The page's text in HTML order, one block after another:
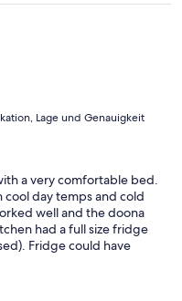
but they ignored his
us to leave the
accommodations
meant for four people,
and the bed curtains
beds provided were
My dad had back pain
sleep on the floor.
driveway became
almost got stuck. We
early but the owner
we found Cedar Glen
completely different
friendly. They allowed
dogs, and interact with
well managed farm
Lage und Genauigkeit
a very comfortable bed.
day temps and cold
well and the doona
had a full size fridge
Fridge could have
else was great. In
that we only had the